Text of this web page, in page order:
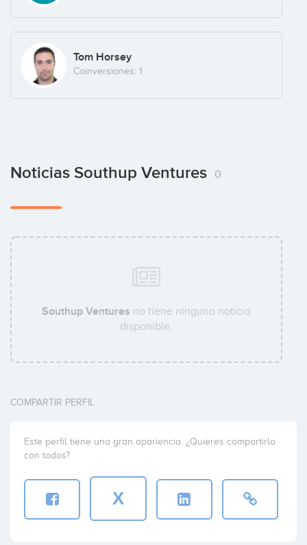
Tom Horsey
Coinversiones: 1
Noticias Southup Ventures 0
Southup Ventures no tiene ninguna noticia
disponible.
COMPARTIR PERFIL
Este perfil tiene una gran apariencia. ¿Quieres compartirlo
con todos?
X